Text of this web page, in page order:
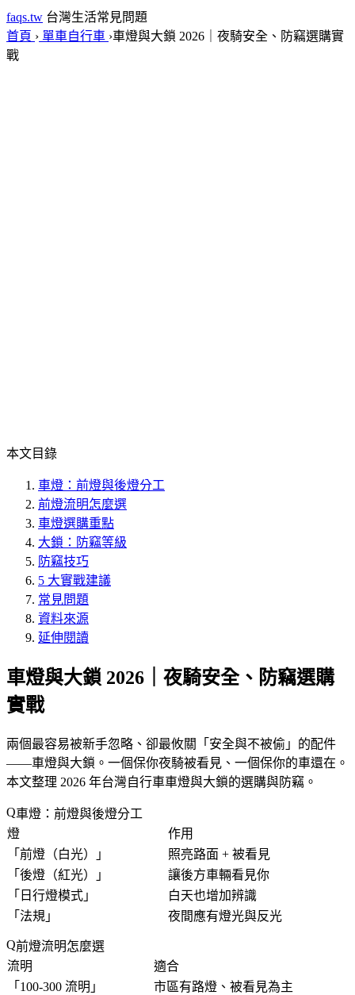
faqs.tw 台灣生活常見問題
首頁 › 單車自行車 ›車燈與大鎖 2026｜夜騎安全、防竊選購實
戰
本文目錄
車燈：前燈與後燈分工
前燈流明怎麼選
車燈選購重點
大鎖：防竊等級
防竊技巧
5 大實戰建議
常見問題
資料來源
延伸閱讀
車燈與大鎖 2026｜夜騎安全、防竊選購
實戰
兩個最容易被新手忽略、卻最攸關「 安全與不被偷 」的配件
——車燈與大鎖。一個保你夜騎被看見、一個保你的車還在。
本文整理 2026 年台灣自行車車燈與大鎖的選購與防竊。
車燈：前燈與後燈分工
燈
作用
「 前燈（白光） 」
照亮路面 + 被看見
「 後燈（紅光） 」
讓後方車輛看見你
「 日行燈模式 」
白天也增加辨識
「 法規 」 夜間應有燈光與反光
前燈流明怎麼選
流明
適合
「 100-300 流明 」
市區有路燈、被看見為主